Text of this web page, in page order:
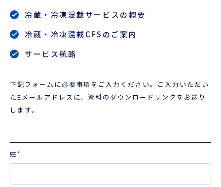
冷蔵・冷凍混載サービスの概要
冷蔵・冷凍混載CFSのご案内
サービス航路
下記フォームに必要事項をご入力ください。ご入力いただい
たEメールアドレスに、資料のダウンロードリンクをお送り
します。
姓 *